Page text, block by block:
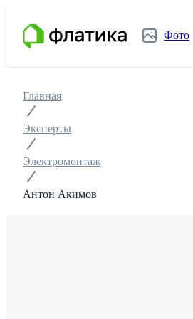
Фото
Главная
Эксперты
Электромонтаж
Антон Акимов